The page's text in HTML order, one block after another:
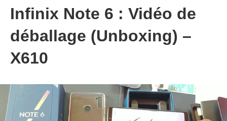
Infinix Note 6 : Vidéo de
déballage (Unboxing) –
X610